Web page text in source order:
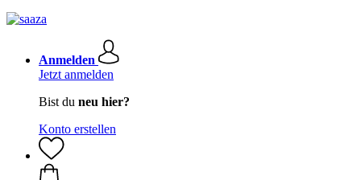
Anmelden
Jetzt anmelden
Bist du neu hier?
Konto erstellen